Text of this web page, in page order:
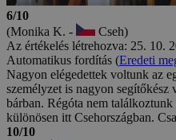
6/10
(Monika K. -
Cseh)
Az értékelés létrehozva: 25. 10.
Automatikus fordítás (Eredeti
Nagyon elégedettek voltunk az
személyzet is nagyon segítőkész
bárban. Régóta nem
különösen itt Csehországban.
10/10